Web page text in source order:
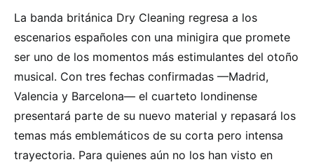
La banda británica Dry Cleaning regresa a los
escenarios españoles con una minigira que promete
ser uno de los momentos más estimulantes del otoño
musical. Con tres fechas confirmadas —Madrid,
Valencia y Barcelona— el cuarteto londinense
presentará parte de su nuevo material y repasará los
temas más emblemáticos de su corta pero intensa
trayectoria. Para quienes aún no los han visto en